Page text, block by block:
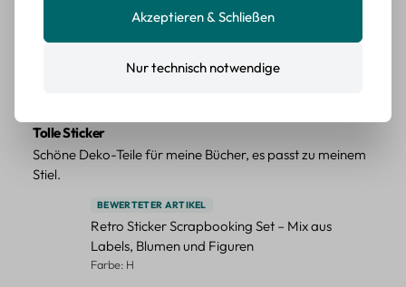
Retro Blumen Sticker Set – 45 Stück mit 15
verschiedene Motive
Farbe: F
Tolle Sticker
Schöne Deko-Teile für meine Bücher, es passt zu meinem
Stiel.
BEWERTETER ARTIKEL
Retro Sticker Scrapbooking Set – Mix aus
Labels, Blumen und Figuren
Farbe: H
Nur technisch notwendige
Akzeptieren & Schließen